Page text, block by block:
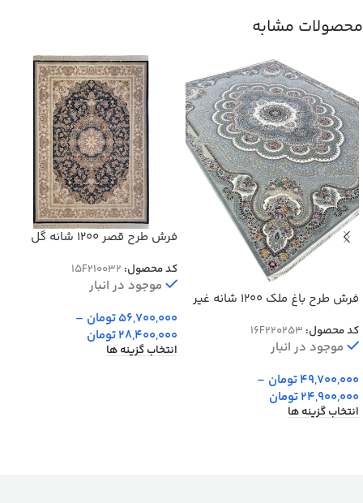
محصولات مشابه
فرش طرح باغ ملک 1200 شانه غیر
کد محصول: 16F220253
موجود در انبار
49,700,000تومان –
24,900,000تومان
انتخاب گزینه ها
فرش طرح قصر 1200 شانه گل
کد محصول: 15F210032
موجود در انبار
56,700,000تومان –
28,400,000تومان
انتخاب گزینه ها